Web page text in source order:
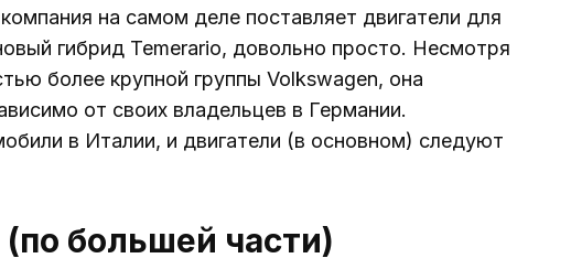
на самом деле поставляет двигатели для
гибрид Temerario, довольно просто. Несмотря
более крупной группы Volkswagen, она
от своих владельцев в Германии.
в Италии, и двигатели (в основном) следуют
большей части)